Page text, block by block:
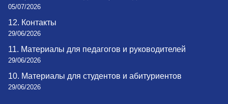
05/07/2026
12. Контакты
29/06/2026
11. Материалы для педагогов и руководителей
29/06/2026
10. Материалы для студентов и абитуриентов
29/06/2026